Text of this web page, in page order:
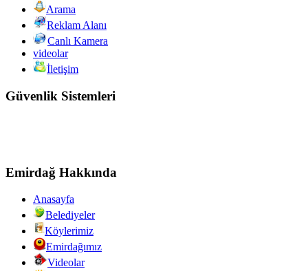
Arama
Reklam Alanı
Canlı Kamera
videolar
İletişim
Güvenlik Sistemleri
Emirdağ Hakkında
Anasayfa
Belediyeler
Köylerimiz
Emirdağımız
Videolar